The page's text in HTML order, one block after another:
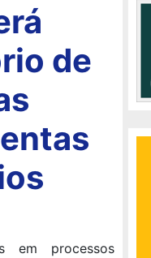
de
em processos